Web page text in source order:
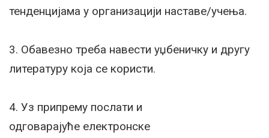
тенденцијама у организацији наставе/учења.
3. Обавезно треба навести уџбеничку и другу
литературу која се користи.
4. Уз припрему послати и
одговарајуће електронске